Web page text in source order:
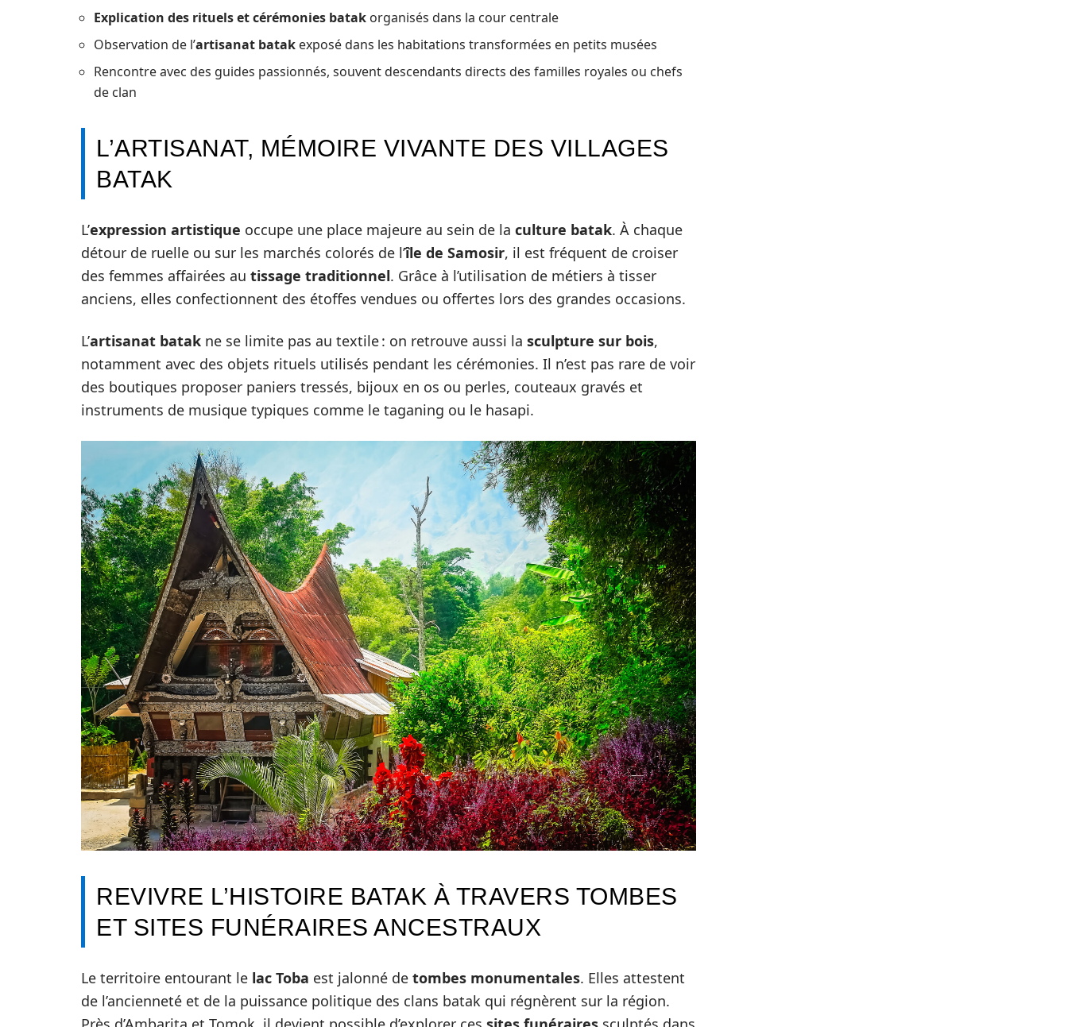
Explication des rituels et cérémonies batak organisés dans la cour centrale
Observation de l’artisanat batak exposé dans les habitations transformées en petits musées
Rencontre avec des guides passionnés, souvent descendants directs des familles royales ou chefs
de clan
L’ARTISANAT, MÉMOIRE VIVANTE DES VILLAGES
BATAK
L’expression artistique occupe une place majeure au sein de la culture batak. À chaque
détour de ruelle ou sur les marchés colorés de l’île de Samosir, il est fréquent de croiser
des femmes affairées au tissage traditionnel. Grâce à l’utilisation de métiers à tisser
anciens, elles confectionnent des étoffes vendues ou offertes lors des grandes occasions.
L’artisanat batak ne se limite pas au textile : on retrouve aussi la sculpture sur bois,
notamment avec des objets rituels utilisés pendant les cérémonies. Il n’est pas rare de voir
des boutiques proposer paniers tressés, bijoux en os ou perles, couteaux gravés et
instruments de musique typiques comme le taganing ou le hasapi.
REVIVRE L’HISTOIRE BATAK À TRAVERS TOMBES
ET SITES FUNÉRAIRES ANCESTRAUX
Le territoire entourant le lac Toba est jalonné de tombes monumentales. Elles attestent
de l’ancienneté et de la puissance politique des clans batak qui régnèrent sur la région.